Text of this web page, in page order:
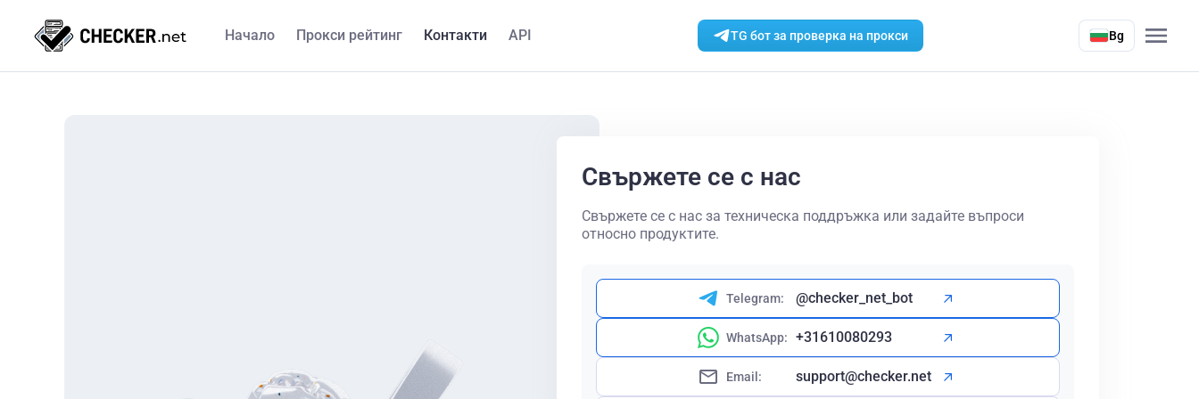
Начало Прокси рейтинг Контакти API TG бот за проверка на прокси Bg
Свържете се с нас
Свържете се с нас за техническа поддръжка или задайте въпроси
относно продуктите.
Telegram: @checker_net_bot
WhatsApp: +31610080293
Email: support@checker.net